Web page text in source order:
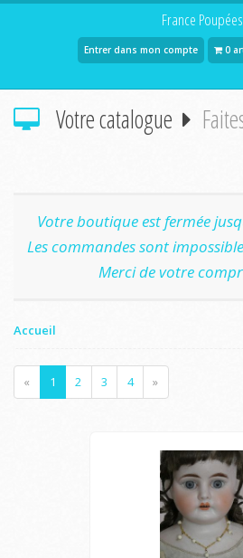
France Poupées
Entrer dans mon compte 0
Votre catalogue
Votre boutique est fermée
Les commandes sont
Merci de votre
Accueil
« 1 2 3 4 »